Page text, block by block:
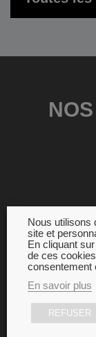
Nous utilisons
site et
En cliquant
de ces
consentement
En savoir plus
REFUSER